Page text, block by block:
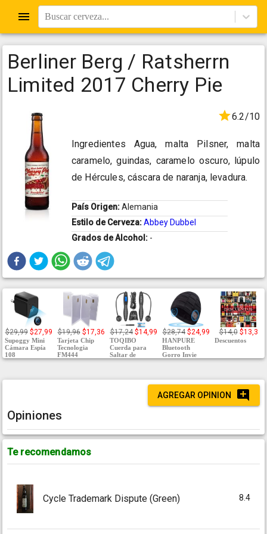
Buscar cerveza...
Berliner Berg / Ratsherrn
Limited 2017 Cherry Pie
6.2/10
Ingredientes Agua, malta Pilsner, malta
caramelo, guindas, caramelo oscuro, lúpulo
de Hércules, cáscara de naranja, levadura.
País Origen:Alemania
Estilo de Cerveza:Abbey Dubbel
Grados de Alcohol: -
$29,99 $27,99
Supoggy Mini
Cámara Espía
108
$19,96 $17,36
Tarjeta Chip
Tecnologia
FM444
$17,24 $14,99
TOQIBO
Cuerda para
Saltar de
$28,74 $24,99
HANPURE
Bluetooth
Gorro Invie
$14,0 $13,3
Descuentos
AGREGAR OPINION
Opiniones
Te recomendamos
Cycle Trademark Dispute (Green) 8.4